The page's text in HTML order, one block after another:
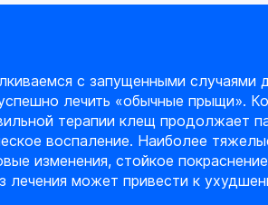
с запущенными случаями
лечить «обычные прыщи».
терапии клещ продолжает
воспаление. Наиболее
изменения, стойкое
лечения может привести к